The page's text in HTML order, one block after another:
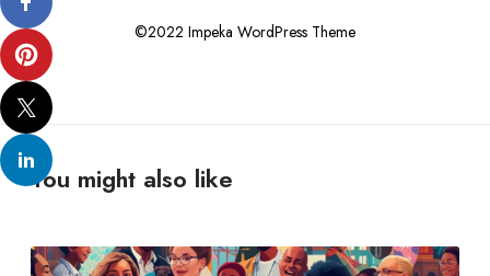
©2022 Impeka WordPress Theme
You might also like